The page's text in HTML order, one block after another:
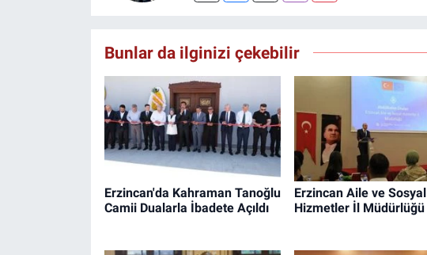
Bunlar da ilginizi çekebilir
Erzincan'da Kahraman Tanoğlu
Camii Dualarla İbadete Açıldı
Erzincan Aile ve Sosyal
Hizmetler İl Müdürlüğü